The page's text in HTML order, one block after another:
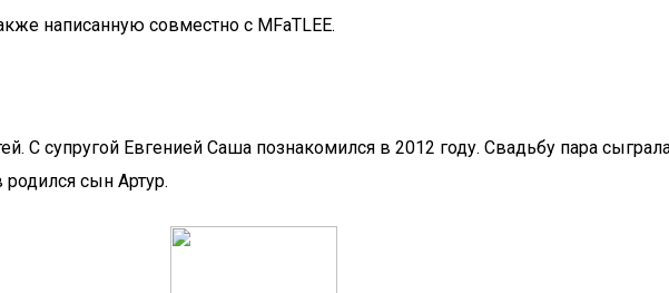
написанную совместно с MFaTLEE.
С супругой Евгенией Саша познакомился в 2012 году. Свадьбу пара
сын Артур.